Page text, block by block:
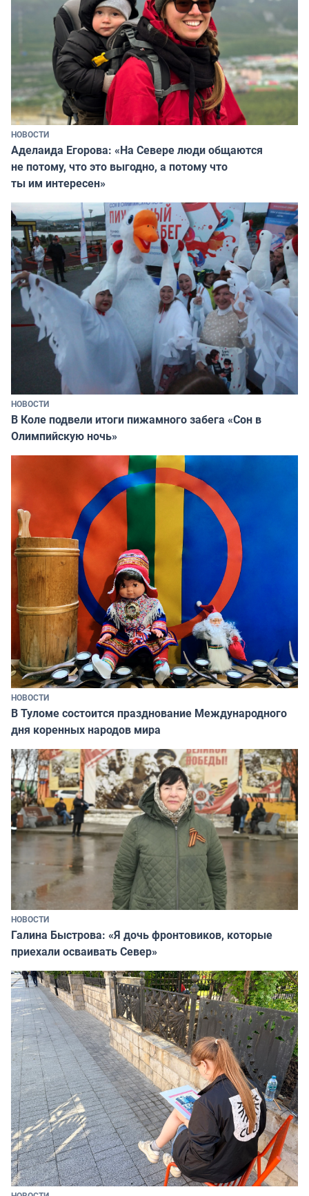
НОВОСТИ
Аделаида Егорова: «На Севере люди общаются
не потому, что это выгодно, а потому что
ты им интересен»
НОВОСТИ
В Коле подвели итоги пижамного забега «Сон в
Олимпийскую ночь»
НОВОСТИ
В Туломе состоится празднование Международного
дня коренных народов мира
НОВОСТИ
Галина Быстрова: «Я дочь фронтовиков, которые
приехали осваивать Север»